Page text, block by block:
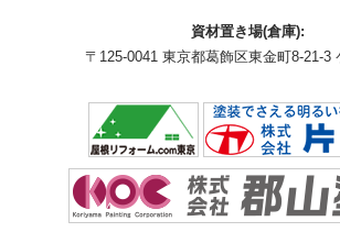
資材置き場(倉庫):
〒125-0041 東京都葛飾区東金町8-21-3